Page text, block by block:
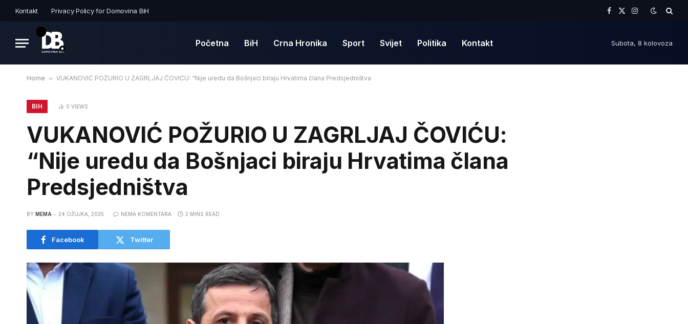
Kontakt Privacy Policy for Domovina BiH
Facebook
X
Instagram
Početna BiH Crna Hronika Sport Svijet Politika Kontakt Subota, 8 kolovoza
Home » VUKANOVIĆ POŽURIO U ZAGRLJAJ ČOVIĆU: “Nije uredu da Bošnjaci biraju Hrvatima člana Predsjedništva
BIH 0VIEWS
VUKANOVIĆ POŽURIO U ZAGRLJAJ ČOVIĆU:
“Nije uredu da Bošnjaci biraju Hrvatima člana
Predsjedništva
BY MEMA 24 OŽUJKA, 2025 NEMA KOMENTARA 2 MINS READ
Facebook Twitter